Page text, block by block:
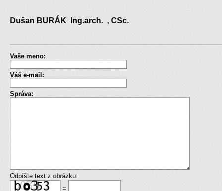
Dušan BURÁK Ing.arch. , CSc.
Vaše meno:
Váš e-mail:
Správa:
Odpíšte text z obrázku:
=